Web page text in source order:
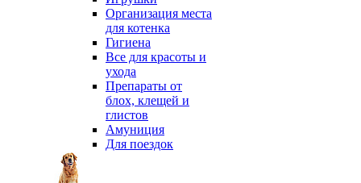
Организация места
для котенка
Гигиена
Все для красоты и
ухода
Препараты от
блох, клещей и
глистов
Амуниция
Для поездок